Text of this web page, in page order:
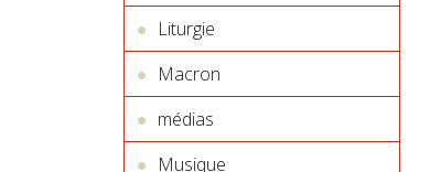
Liturgie
Macron
médias
Musique